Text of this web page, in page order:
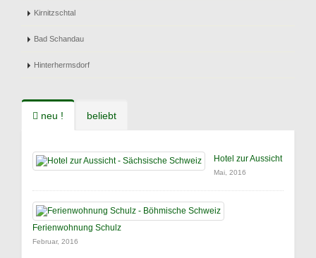
Kirnitzschtal
Bad Schandau
Hinterhermsdorf
neu ! beliebt
Hotel zur Aussicht
Mai, 2016
Ferienwohnung Schulz
Februar, 2016